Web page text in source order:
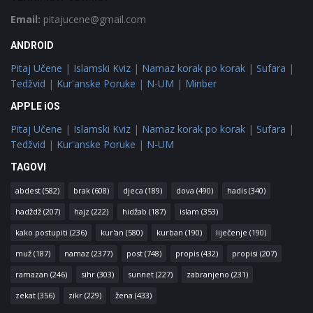
Email: pitajucene@gmail.com
ANDROID
Pitaj Učene | Islamski Kviz | Namaz korak po korak | Sufara |
Tedžvid | Kur'anske Poruke | N-UM | Minber
APPLE iOS
Pitaj Učene | Islamski Kviz | Namaz korak po korak | Sufara |
Tedžvid | Kur'anske Poruke | N-UM
TAGOVI
abdest (582) brak (608) djeca (189) dova (490) hadis (340)
hadždž (207) hajz (222) hidžab (187) islam (353)
kako postupiti (236) kur'an (580) kurban (190) liječenje (190)
muž (187) namaz (2377) post (748) propis (432) propisi (207)
ramazan (246) sihr (303) sunnet (227) zabranjeno (231)
zekat (356) zikr (229) žena (433)